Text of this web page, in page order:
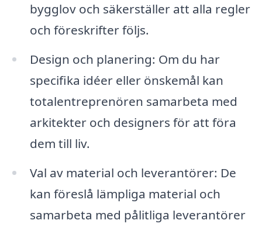
bygglov och säkerställer att alla regler
och föreskrifter följs.
Design och planering: Om du har
specifika idéer eller önskemål kan
totalentreprenören samarbeta med
arkitekter och designers för att föra
dem till liv.
Val av material och leverantörer: De
kan föreslå lämpliga material och
samarbeta med pålitliga leverantörer